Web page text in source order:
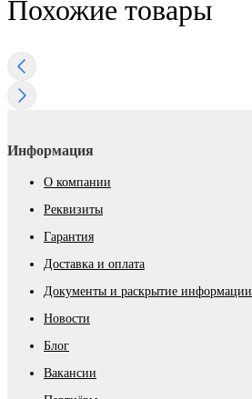
Похожие товары
Информация
О компании
Реквизиты
Гарантия
Доставка и оплата
Документы и раскрытие информации
Новости
Блог
Вакансии